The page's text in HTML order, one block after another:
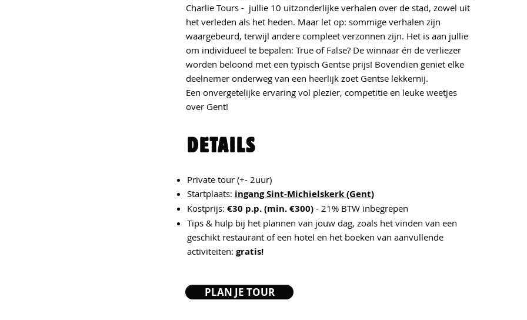
Charlie Tours - jullie 10 uitzonderlijke verhalen over de stad, zowel uit
het verleden als het heden. Maar let op: sommige verhalen zijn
waargebeurd, terwijl andere compleet verzonnen zijn. Het is aan jullie
om individueel te bepalen: True of False? De winnaar én de verliezer
worden beloond met een typisch Gentse prijs! Bovendien geniet elke
deelnemer onderweg van een heerlijk zoet Gentse lekkernij.
Een onvergetelijke ervaring vol plezier, competitie en leuke weetjes
over Gent!
DETAILS
Private tour (+- 2uur)
Startplaats: ingang Sint-Michielskerk (Gent)
Kostprijs: €30 p.p. (min. €300) - 21% BTW inbegrepen
Tips & hulp bij het plannen van jouw dag, zoals het vinden van een
geschikt restaurant of een hotel en het boeken van aanvullende
activiteiten: gratis!
PLAN JE TOUR